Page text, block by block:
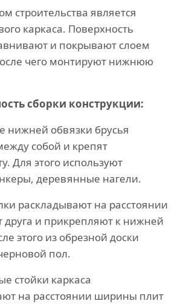
строительства является
каркаса. Поверхность
и покрывают слоем
чего монтируют нижнюю
сборки конструкции:
нижней обвязки брусья
собой и крепят
Для этого используют
деревянные нагели.
раскладывают на расстоянии
друга и прикрепляют к нижней
этого из обрезной доски
пол.
стойки каркаса
на расстоянии ширины плит